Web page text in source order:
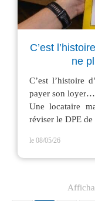
C’est
ne
C’est l’histoire
payer son loyer…
Une locataire
réviser le DPE
le 08/05/26